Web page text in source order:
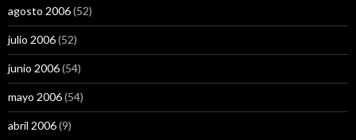
agosto 2006(52)
julio 2006(52)
junio 2006(54)
mayo 2006(54)
abril 2006(9)